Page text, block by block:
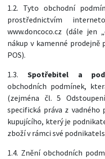
1.2. Tyto obchodní
prostřednictvím
www.doncoco.cz (dále
nákup v kamenné prodejně
POS).
1.3. Spotřebitel a
obchodních podmínek,
(zejména čl. 5
specifická práva z vadného
kupujícího, který je
zboží v rámci své
1.4. Znění obchodních